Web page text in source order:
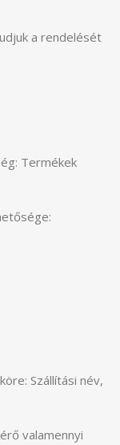
a rendelését
Termékek
Szállítási név,
valamennyi